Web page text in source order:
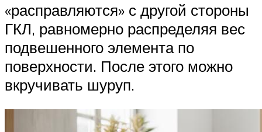
«расправляются» с другой стороны
ГКЛ, равномерно распределяя вес
подвешенного элемента по
поверхности. После этого можно
вкручивать шуруп.